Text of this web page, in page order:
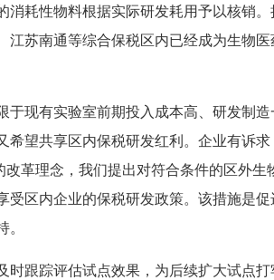
消耗性物料根据实际研发耗用予以核销。
江苏南通等综合保税区内已经成为生物医
于现有实验室前期投入成本高、研发制造
望共享区内保税研发红利。企业有诉求
革理念，我们提出对符合条件的区外生
受区内企业的保税研发政策。该措施是促
。
时跟踪评估试点效果，为后续扩大试点打